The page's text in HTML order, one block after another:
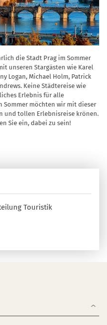
die Stadt Prag im Sommer
unseren Stargästen wie Karel
Logan, Michael Holm, Patrick
Keine Städtereise wie
Erlebnis für alle
Sommer möchten wir mit dieser
und tollen Erlebnisreise krönen.
Sie ein, dabei zu sein!
Touristik